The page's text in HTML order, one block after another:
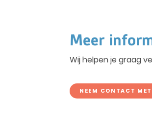
Meer
Wij helpen je graag
NEEM CONTACT